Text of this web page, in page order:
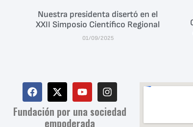
Nuestra presidenta disertó en el
XXII Simposio Científico Regional
01/09/2025
Fundación por una sociedad
empoderada